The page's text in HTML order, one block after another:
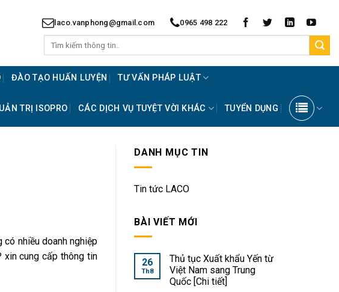
laco.vanphong@gmail.com 0965 498 222
ĐÀO TẠO HUẤN LUYỆN TƯ VẤN PHÁP LUẬT
TRỊ ISOPRO CÁC DỊCH VỤ TUYỆT VỜI KHÁC TUYỂN DỤNG
có nhiều doanh nghiệp
xin cung cấp thông tin
DANH MỤC TIN
Tin tức LACO
BÀI VIẾT MỚI
26
Th8
Thủ tục Xuất khẩu Yến từ
Việt Nam sang Trung
Quốc [Chi tiết]